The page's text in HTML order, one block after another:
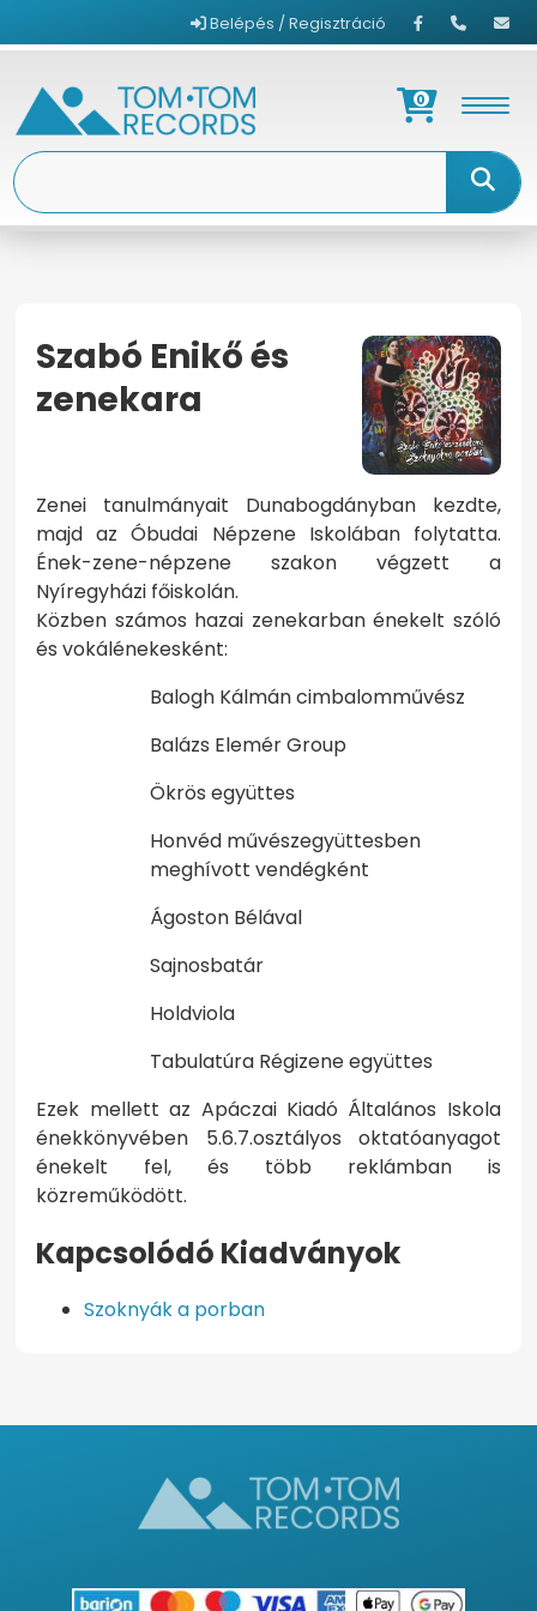
Belépés / Regisztráció
0
Szabó Enikő és
zenekara
Zenei tanulmányait Dunabogdányban kezdte,
majd az Óbudai Népzene Iskolában folytatta.
Ének-zene-népzene szakon végzett a
Nyíregyházi főiskolán.
Közben számos hazai zenekarban énekelt szóló
és vokálénekesként:
Balogh Kálmán cimbalomművész
Balázs Elemér Group
Ökrös együttes
Honvéd művészegyüttesben
meghívott vendégként
Ágoston Bélával
Sajnosbatár
Holdviola
Tabulatúra Régizene együttes
Ezek mellett az Apáczai Kiadó Általános Iskola
énekkönyvében 5.6.7.osztályos oktatóanyagot
énekelt fel, és több reklámban is
közreműködött.
Kapcsolódó Kiadványok
Szoknyák a porban